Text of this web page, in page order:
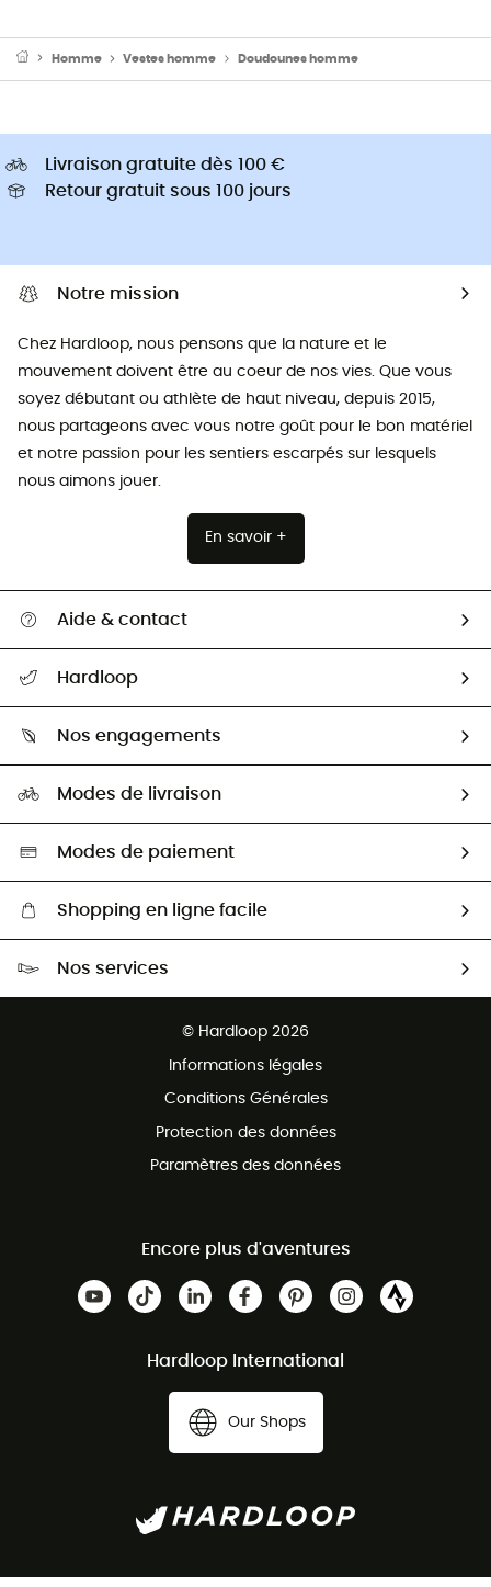
Homme Vestes homme Doudounes homme
Livraison gratuite dès 100 €
Retour gratuit sous 100 jours
Notre mission
Chez Hardloop, nous pensons que la nature et le
mouvement doivent être au coeur de nos vies. Que vous
soyez débutant ou athlète de haut niveau, depuis 2015,
nous partageons avec vous notre goût pour le bon matériel
et notre passion pour les sentiers escarpés sur lesquels
nous aimons jouer.
En savoir +
Aide & contact
Retour & remboursement
Guide des tailles
Seconde Main
Aide & Contact
Hardloop
HardGuides
Nos engagements
Sélection éco-responsable
Modes de livraison
Modes de paiement
Shopping en ligne facile
Nos services
© Hardloop 2026
Informations légales
Conditions Générales
Protection des données
Paramètres des données
Encore plus d'aventures
Hardloop International
Our Shops